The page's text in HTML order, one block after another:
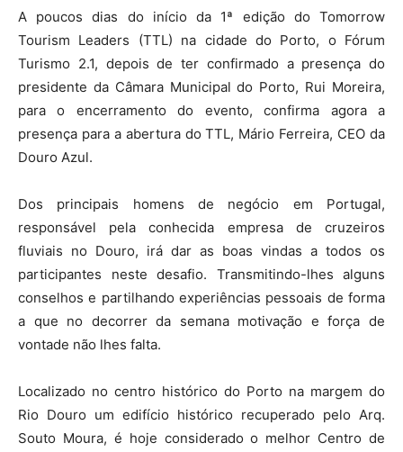
A poucos dias do início da 1ª edição do Tomorrow
Tourism Leaders (TTL) na cidade do Porto, o Fórum
Turismo 2.1, depois de ter confirmado a presença do
presidente da Câmara Municipal do Porto, Rui Moreira,
para o encerramento do evento, confirma agora a
presença para a abertura do TTL, Mário Ferreira, CEO da
Douro Azul.
Dos principais homens de negócio em Portugal,
responsável pela conhecida empresa de cruzeiros
fluviais no Douro, irá dar as boas vindas a todos os
participantes neste desafio. Transmitindo-lhes alguns
conselhos e partilhando experiências pessoais de forma
a que no decorrer da semana motivação e força de
vontade não lhes falta.
Localizado no centro histórico do Porto na margem do
Rio Douro um edifício histórico recuperado pelo Arq.
Souto Moura, é hoje considerado o melhor Centro de